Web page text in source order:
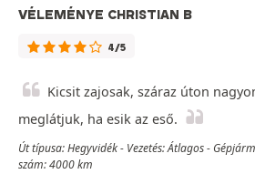
VÉLEMÉNYE CHRISTIAN B
4/5
Kicsit zajosak, száraz úton
meglátjuk, ha esik az eső.
Út típusa: Hegyvidék - Vezetés: Átlagos -
szám: 4000 km